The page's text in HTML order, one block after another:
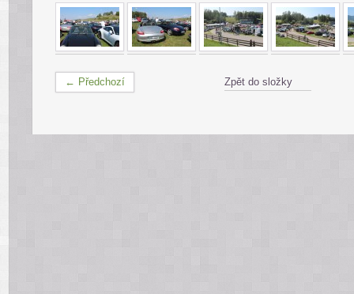
← Předchozí Zpět do složky